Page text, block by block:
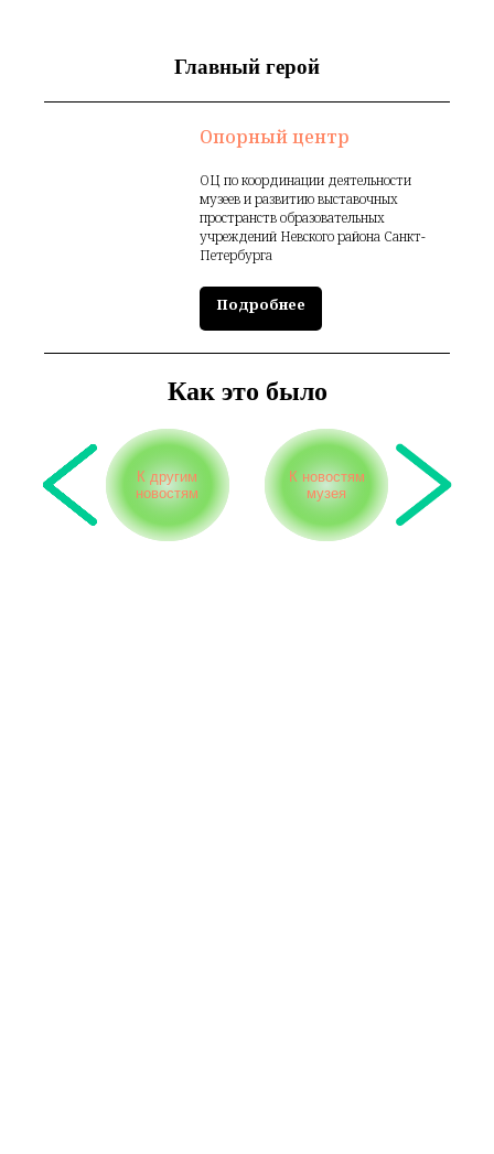
Главный герой
Опорный центр
ОЦ по координации деятельности
музеев и развитию выставочных
пространств образовательных
учреждений Невского района Санкт-
Петербурга
Подробнее
Как это было
К другим
новостям
К новостям
музея